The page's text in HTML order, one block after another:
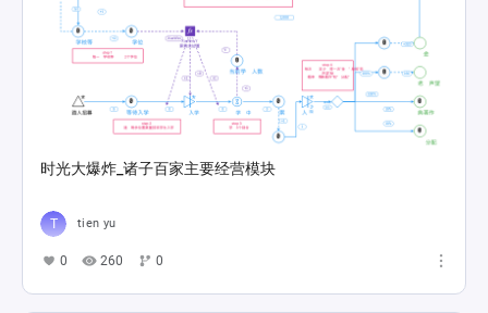
时光大爆炸_诸子百家主要经营模块
tien yu
0 260 0